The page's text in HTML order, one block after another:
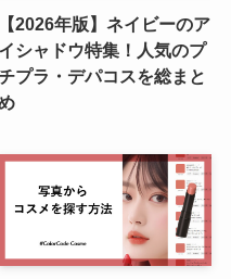
【2026年版】ネイビーのア
イシャドウ特集！人気のプ
プラ・デパコスを総まと